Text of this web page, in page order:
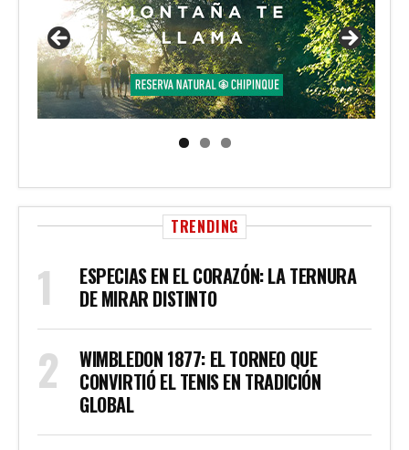
TRENDING
ESPECIAS EN EL CORAZÓN: LA TERNURA
DE MIRAR DISTINTO
WIMBLEDON 1877: EL TORNEO QUE
CONVIRTIÓ EL TENIS EN TRADICIÓN
GLOBAL